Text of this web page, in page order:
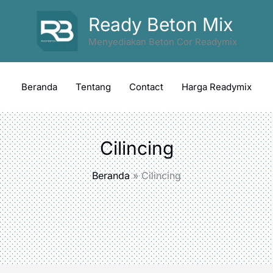
Ready Beton Mix
Menyediakan Beton Cor Readymix
Beranda Tentang Contact Harga Readymix
Cilincing
Beranda Cilincing